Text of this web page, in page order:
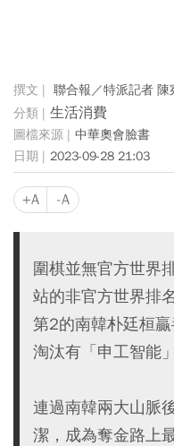
聯合報／特派記者 陳
生活消費
中華奧會臉書
2023-09-28 21:03
+A -A
圍棋並無官方世界
站的非官方世界排
第2的南韓朴廷桓
淘汰有「申工智能
連過南韓兩大山脈
潔，成為奪金路上